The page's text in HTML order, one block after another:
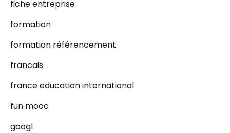
fiche entreprise
formation
formation référencement
francais
france education international
fun mooc
googl